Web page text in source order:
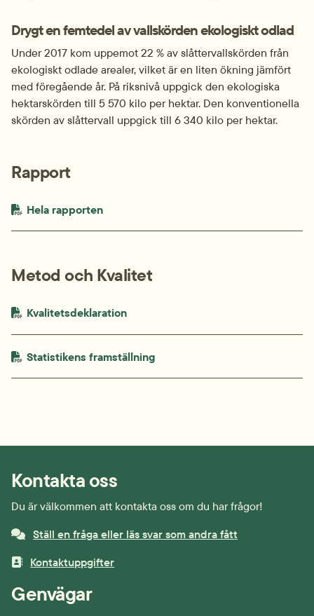
Drygt en femtedel av vallskörden ekologiskt odlad
Under 2017 kom uppemot 22 % av slåttervallskörden från
ekologiskt odlade arealer, vilket är en liten ökning jämfört
med föregående år. På riksnivå uppgick den ekologiska
hektarskörden till 5 570 kilo per hektar. Den konventionella
skörden av slåttervall uppgick till 6 340 kilo per hektar.
Rapport
PDF-fil.
Hela rapportenpdf, 3.4 MB.
Metod och Kvalitet
PDF-fil.
Kvalitetsdeklarationpdf, 1.4 MB.
PDF-fil.
Statistikens framställningpdf, 409.8 kB.
Kontakta oss
Du är välkommen att kontakta oss om du har frågor!
Ställ en fråga eller läs svar som andra fått
Kontaktuppgifter
Genvägar